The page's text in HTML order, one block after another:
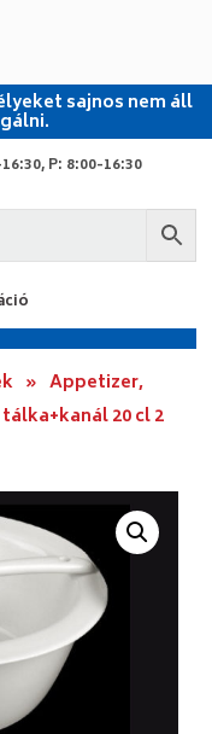
sajnos nem áll
P: 8:00-16:30
» Appetizer,
20 cl 2